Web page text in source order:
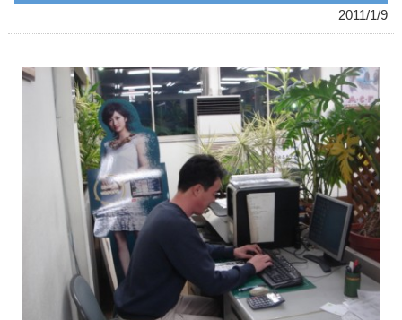
2011/1/9